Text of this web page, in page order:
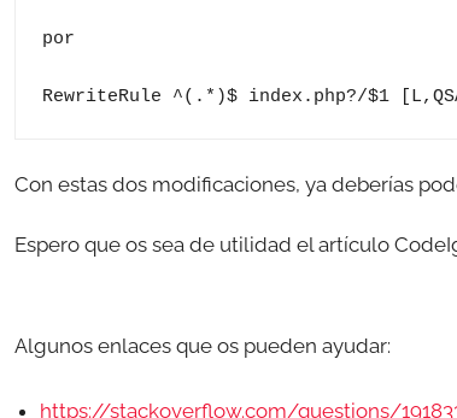
por
RewriteRule ^(.*)$ index.php?/$1
Con estas dos modificaciones, ya deberías
Espero que os sea de utilidad el artículo
Algunos enlaces que os pueden ayudar:
https://stackoverflow.com/questions/